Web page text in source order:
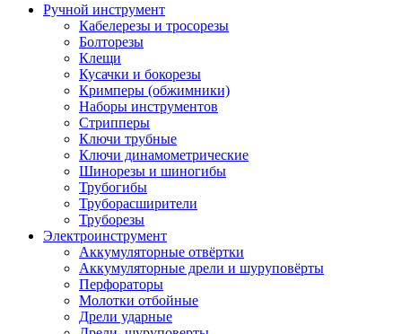
Ручной инструмент
Кабелерезы и тросорезы
Болторезы
Клещи
Кусачки и бокорезы
Кримперы (обжимники)
Наборы инструментов
Стрипперы
Ключи трубные
Ключи динамометрические
Шинорезы и шиногибы
Трубогибы
Труборасширители
Труборезы
Электроинструмент
Аккумуляторные отвёртки
Аккумуляторные дрели и шуруповёрты
Перфораторы
Молотки отбойные
Дрели ударные